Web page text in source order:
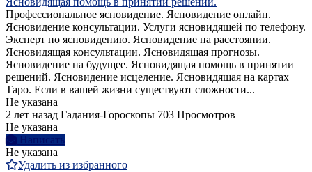
Профессиональное ясновидение. Ясновидение онлайн.
Ясновидение консультации. Услуги ясновидящей по телефону.
Эксперт по ясновидению. Ясновидение на расстоянии.
Ясновидящая консультации. Ясновидящая прогнозы.
Ясновидение на будущее. Ясновидящая помощь в принятии
решений. Ясновидение исцеление. Ясновидящая на картах
Таро. Если в вашей жизни существуют сложности...
Не указана
2 лет назад Гадания-Гороскопы 703 Просмотров
Не указана
Написать
Не указана
Удалить из избранного